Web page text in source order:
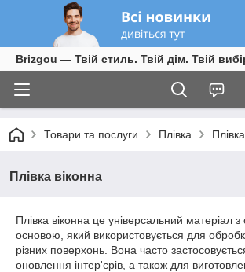
Brizgou — Твій стиль. Твій дім. Твій
Товари та послуги Плівка
Плівка віконна
Плівка віконна це універсальний матеріал
основою, який використовується для
різних поверхонь. Вона часто
оновлення інтер'єрів, а також для